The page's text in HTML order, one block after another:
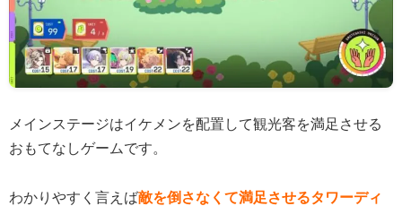
メインステージはイケメンを配置して観光客を満足させる
おもてなしゲームです。
わかりやすく言えば敵を倒さなくて満足させるタワーディ